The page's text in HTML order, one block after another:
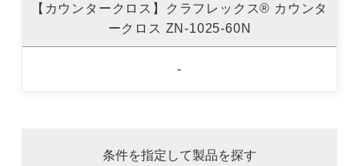
【カウンタークロス】クラフレックス® カウンタ
ークロス ZN-1025-60N
-
条件を指定して製品を探す